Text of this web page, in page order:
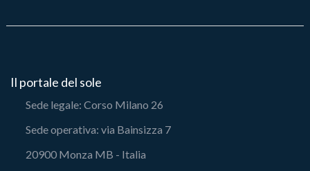
Il portale del sole
Sede legale: Corso Milano 26
Sede operativa: via Bainsizza 7
20900 Monza MB - Italia